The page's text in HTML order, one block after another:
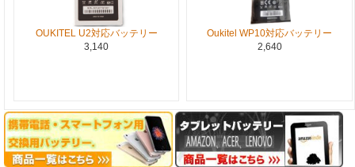
OUKITEL U2対応バッテリー
3,140
Oukitel WP10対応バッテリー
2,640